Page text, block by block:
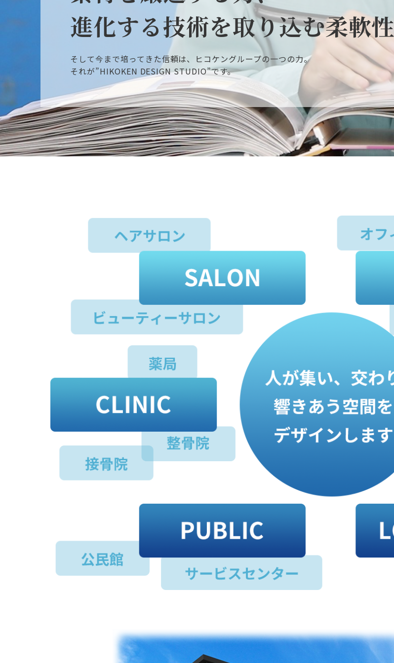
進化する技術を取り込む柔軟性
そして今まで培ってきた信頼は、ヒコケングループの一つの力。
それが”HIKOKEN DESIGN STUDIO”です。